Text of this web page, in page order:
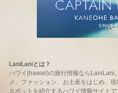
LaniLaniとは？
ハワイ(hawaii)の旅行情報ならLaniLani
メ、ファッション、お土産をはじめ、
スポットを紹介するハワイ情報サイト